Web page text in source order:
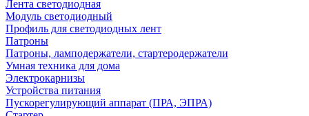
Лента светодиодная
Модуль светодиодный
Профиль для светодиодных лент
Патроны
Патроны, ламподержатели, стартеродержатели
Умная техника для дома
Электрокарнизы
Устройства питания
Пускорегулирующий аппарат (ПРА, ЭПРА)